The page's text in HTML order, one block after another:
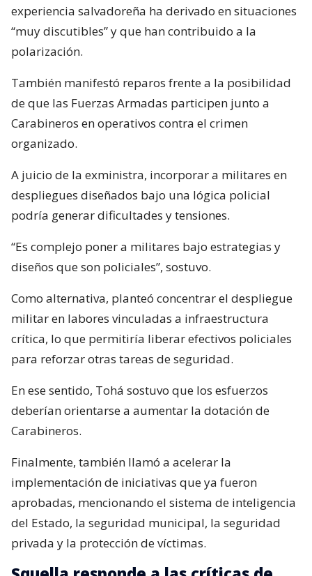
experiencia salvadoreña ha derivado en situaciones
“muy discutibles” y que han contribuido a la
polarización.
También manifestó reparos frente a la posibilidad
de que las Fuerzas Armadas participen junto a
Carabineros en operativos contra el crimen
organizado.
A juicio de la exministra, incorporar a militares en
despliegues diseñados bajo una lógica policial
podría generar dificultades y tensiones.
“Es complejo poner a militares bajo estrategias y
diseños que son policiales”, sostuvo.
Como alternativa, planteó concentrar el despliegue
militar en labores vinculadas a infraestructura
crítica, lo que permitiría liberar efectivos policiales
para reforzar otras tareas de seguridad.
En ese sentido, Tohá sostuvo que los esfuerzos
deberían orientarse a aumentar la dotación de
Carabineros.
Finalmente, también llamó a acelerar la
implementación de iniciativas que ya fueron
aprobadas, mencionando el sistema de inteligencia
del Estado, la seguridad municipal, la seguridad
privada y la protección de víctimas.